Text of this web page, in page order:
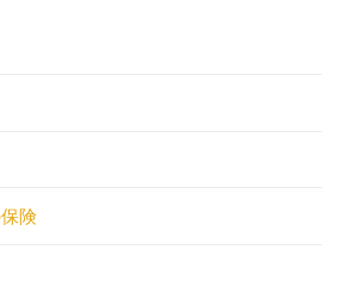
険